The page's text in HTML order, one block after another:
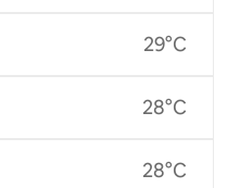
29°C
28°C
28°C